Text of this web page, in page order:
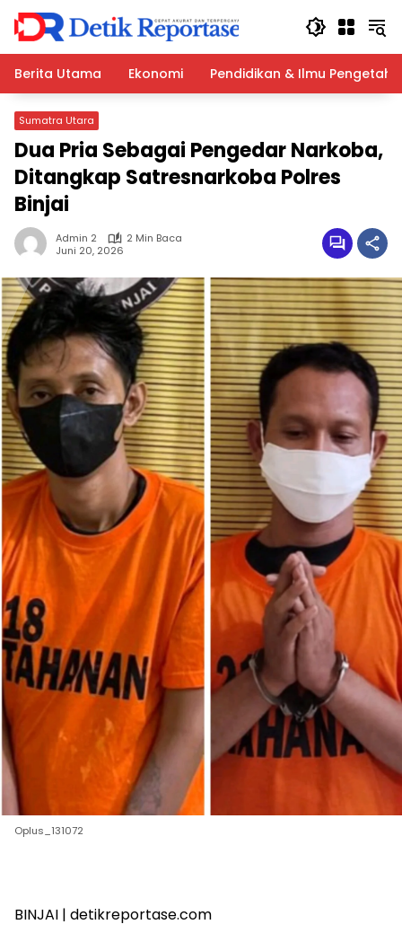
Langsung
konten
Berita Utama
Ekonomi Pendidikan & Ilmu
Sumatra Utara
Dua Pria Sebagai Pengedar Narkoba,
Ditangkap Satresnarkoba Polres
Binjai
Admin 2
2 Min Baca
Juni 20, 2026
Oplus_131072
BINJAI | detikreportase.com